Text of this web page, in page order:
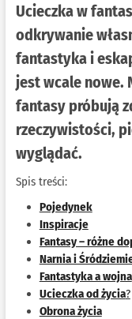
Ucieczka w
odkrywanie
fantastyka i
jest wcale nowe.
fantasy próbują
rzeczywistości,
wyglądać.
Spis treści:
Pojedynek
Inspiracje
Fantasy – różne
Narnia i
Fantastyka a wojna
Ucieczka od życia?
Obrona życia